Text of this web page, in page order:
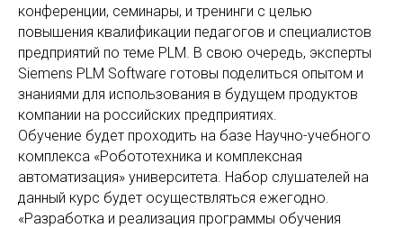
конференции, семинары, и тренинги с целью
повышения квалификации педагогов и специалистов
предприятий по теме PLM. В свою очередь, эксперты
Siemens PLM Software готовы поделиться опытом и
знаниями для использования в будущем продуктов
компании на российских предприятиях.
Обучение будет проходить на базе Научно-учебного
комплекса «Робототехника и комплексная
автоматизация» университета. Набор слушателей на
данный курс будет осуществляться ежегодно.
«Разработка и реализация программы обучения